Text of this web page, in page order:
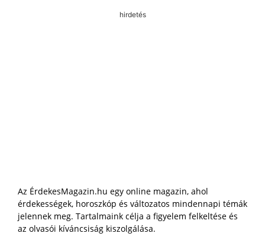
hirdetés
Az ÉrdekesMagazin.hu egy online magazin, ahol
érdekességek, horoszkóp és változatos mindennapi témák
jelennek meg. Tartalmaink célja a figyelem felkeltése és
az olvasói kíváncsiság kiszolgálása.